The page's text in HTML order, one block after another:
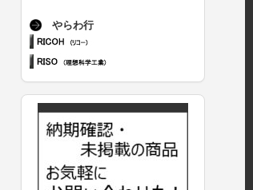
やらわ行